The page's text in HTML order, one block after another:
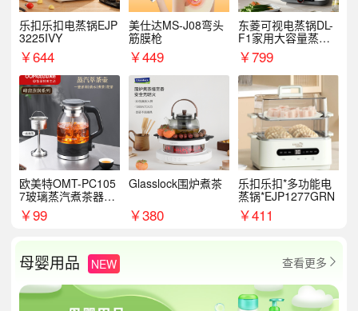
乐扣乐扣电蒸锅EJP
3225IVY
￥644
美仕达MS-J08弯头
筋膜枪
￥449
东菱可视电蒸锅DL-
F1家用大容量蒸炖
锅
￥799
欧美特OMT-PC105
7玻璃蒸汽煮茶器黑
茶泡茶具茶壶花茶壶
￥99
Glasslock围炉煮茶
￥380
乐扣乐扣*多功能电
蒸锅*EJP1277GRN
￥411
母婴用品 NEW 查看更多 